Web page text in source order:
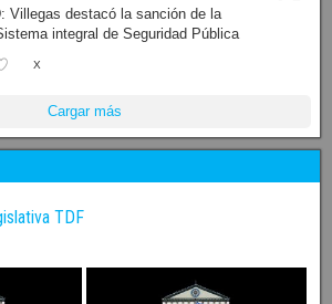
Villegas destacó la sanción de la
integral de Seguridad Pública
X
Cargar más
TDF